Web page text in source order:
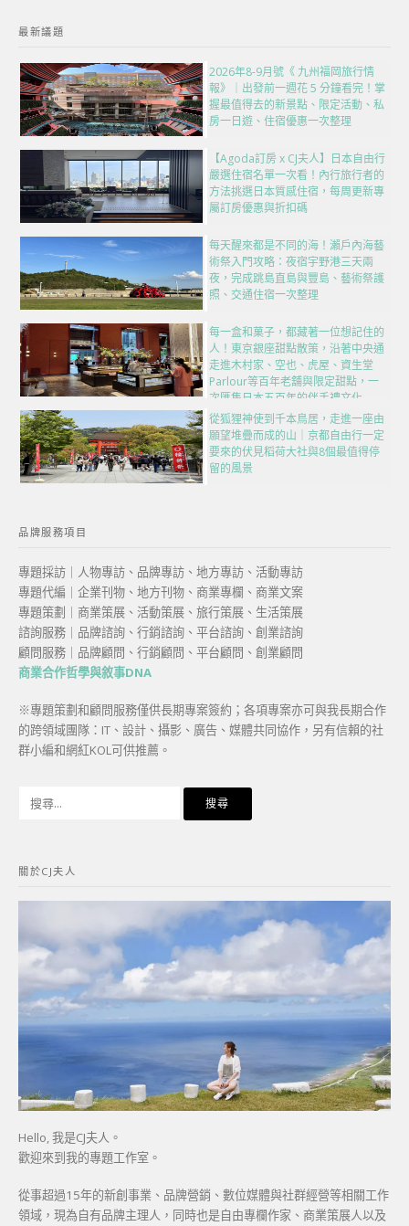
最新議題
2026年8-9月號《 九州福岡旅行情
報》｜出發前一週花 5 分鐘看完！掌
握最值得去的新景點、限定活動、私
房一日遊、住宿優惠一次整理
【Agoda訂房 x CJ夫人】日本自由行
嚴選住宿名單一次看！內行旅行者的
方法挑選日本質感住宿，每周更新專
屬訂房優惠與折扣碼
每天醒來都是不同的海！瀨戶內海藝
術祭入門攻略：夜宿宇野港三天兩
夜，完成跳島直島與豐島、藝術祭護
照、交通住宿一次整理
每一盒和菓子，都藏著一位想記住的
人！東京銀座甜點散策，沿著中央通
走進木村家、空也、虎屋、資生堂
Parlour等百年老舖與限定甜點，一
次匯集日本五百年的伴手禮文化
從狐狸神使到千本鳥居，走進一座由
願望堆疊而成的山｜京都自由行一定
要來的伏見稻荷大社與8個最值得停
留的風景
品牌服務項目
專題採訪｜人物專訪、品牌專訪、地方專訪、活動專訪
專題代編｜企業刊物、地方刊物、商業專欄、商業文案
專題策劃｜商業策展、活動策展、旅行策展、生活策展
諮詢服務｜品牌諮詢、行銷諮詢、平台諮詢、創業諮詢
顧問服務｜品牌顧問、行銷顧問、平台顧問、創業顧問
商業合作哲學與敘事DNA
※專題策劃和顧問服務僅供長期專案簽約；各項專案亦可與我長期合作
的跨領域團隊：IT、設計、攝影、廣告、媒體共同協作，另有信賴的社
群小編和網紅KOL可供推薦。
字:
關於CJ夫人
Hello, 我是CJ夫人。
歡迎來到我的專題工作室。
從事超過15年的新創事業、品牌營銷、數位媒體與社群經營等相關工作
領域，現為自有品牌主理人，同時也是自由專欄作家、商業策展人以及